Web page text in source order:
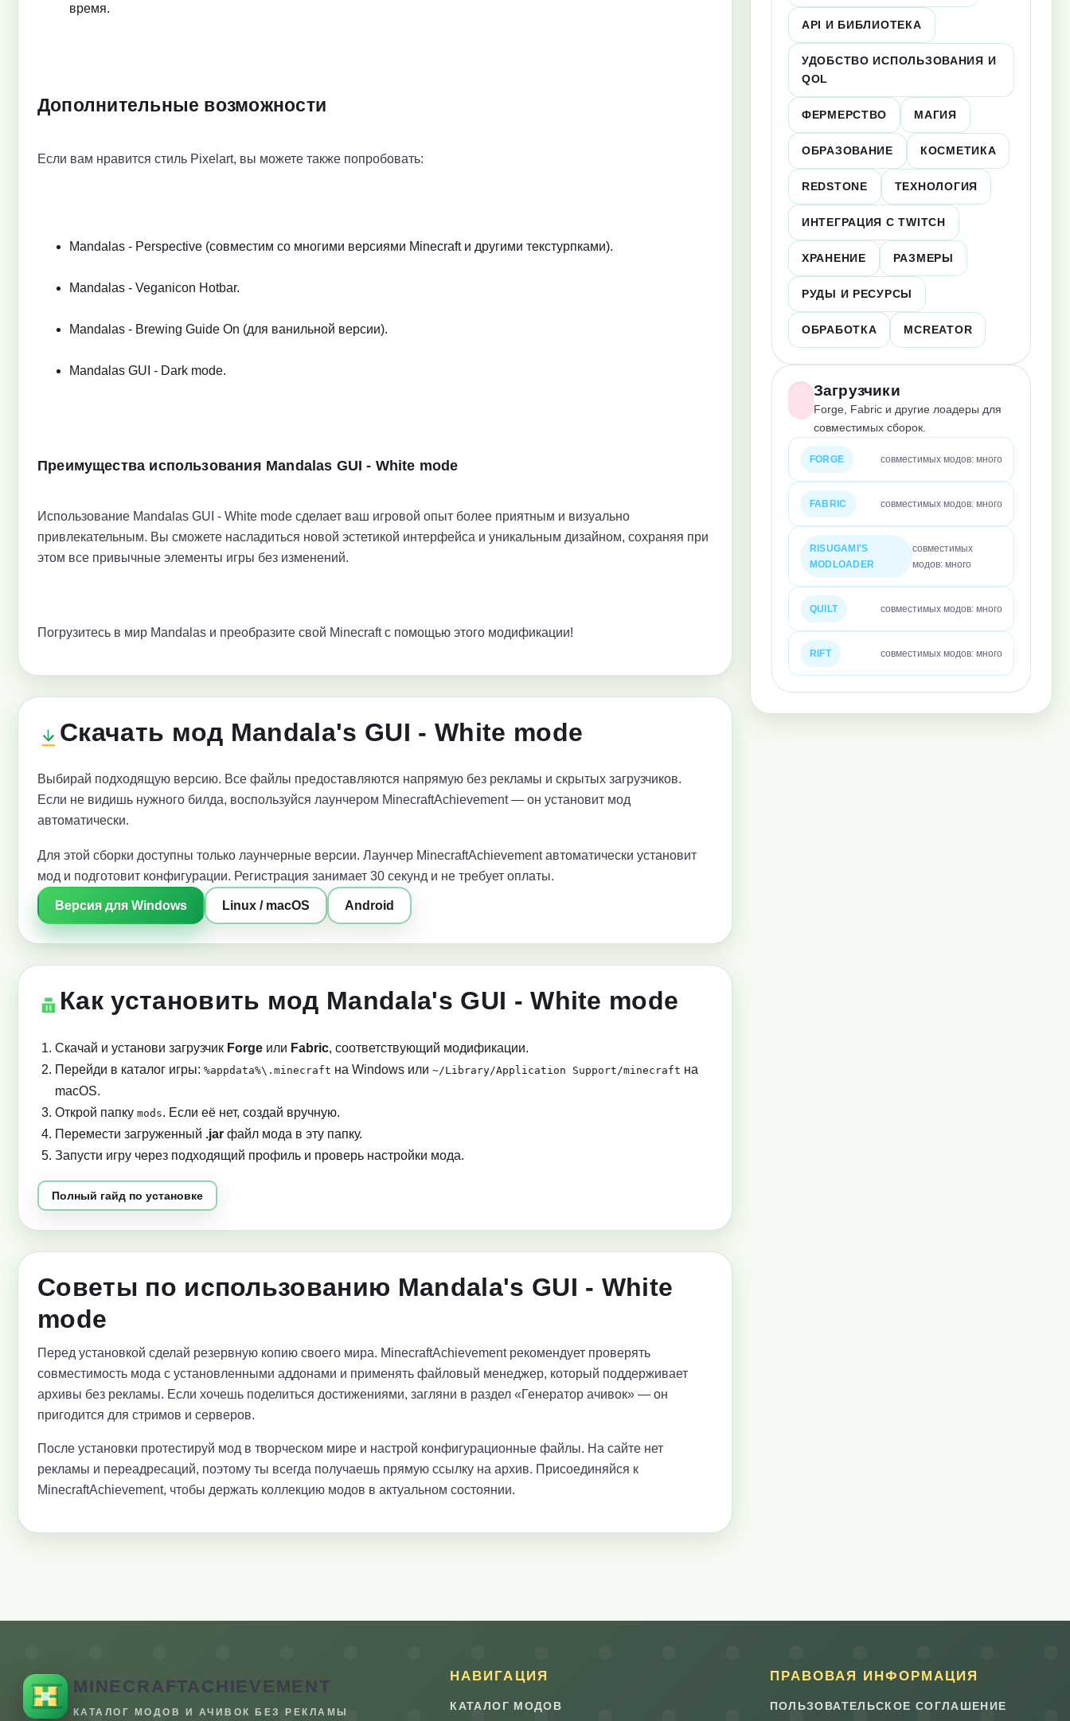
время.
Дополнительные возможности
Если вам нравится стиль Pixelart, вы можете также попробовать:
Mandalas - Perspective (совместим со многими версиями Minecraft и другими текстурпками).
Mandalas - Veganicon Hotbar.
Mandalas - Brewing Guide On (для ванильной версии).
Mandalas GUI - Dark mode.
Преимущества использования Mandalas GUI - White mode
Использование Mandalas GUI - White mode сделает ваш игровой опыт более приятным и визуально
привлекательным. Вы сможете насладиться новой эстетикой интерфейса и уникальным дизайном, сохраняя при
этом все привычные элементы игры без изменений.
Погрузитесь в мир Mandalas и преобразите свой Minecraft с помощью этого модификации!
Скачать мод Mandala's GUI - White mode
Выбирай подходящую версию. Все файлы предоставляются напрямую без рекламы и скрытых загрузчиков.
Если не видишь нужного билда, воспользуйся лаунчером MinecraftAchievement — он установит мод
автоматически.
Для этой сборки доступны только лаунчерные версии. Лаунчер MinecraftAchievement автоматически установит
мод и подготовит конфигурации. Регистрация занимает 30 секунд и не требует оплаты.
Версия для Windows Linux / macOS Android
Как установить мод Mandala's GUI - White mode
Скачай и установи загрузчик Forge или Fabric, соответствующий модификации.
Перейди в каталог игры: %appdata%\.minecraft на Windows или ~/Library/Application Support/minecraft на
macOS.
Открой папку mods. Если её нет, создай вручную.
Перемести загруженный .jar файл мода в эту папку.
Запусти игру через подходящий профиль и проверь настройки мода.
Полный гайд по установке
Советы по использованию Mandala's GUI - White
mode
Перед установкой сделай резервную копию своего мира. MinecraftAchievement рекомендует проверять
совместимость мода с установленными аддонами и применять файловый менеджер, который поддерживает
архивы без рекламы. Если хочешь поделиться достижениями, загляни в раздел «Генератор ачивок» — он
пригодится для стримов и серверов.
После установки протестируй мод в творческом мире и настрой конфигурационные файлы. На сайте нет
рекламы и переадресаций, поэтому ты всегда получаешь прямую ссылку на архив. Присоединяйся к
MinecraftAchievement, чтобы держать коллекцию модов в актуальном состоянии.
API И БИБЛИОТЕКА
УДОБСТВО ИСПОЛЬЗОВАНИЯ И
QOL
ФЕРМЕРСТВО МАГИЯ
ОБРАЗОВАНИЕ КОСМЕТИКА
REDSTONE ТЕХНОЛОГИЯ
ИНТЕГРАЦИЯ С TWITCH
ХРАНЕНИЕ РАЗМЕРЫ
РУДЫ И РЕСУРСЫ
ОБРАБОТКА MCREATOR
Загрузчики
Forge, Fabric и другие лоадеры для
совместимых сборок.
FORGE совместимых модов: много
FABRIC совместимых модов: много
RISUGAMI'S
MODLOADER
совместимых
модов: много
QUILT совместимых модов: много
RIFT совместимых модов: много
MINECRAFTACHIEVEMENT
КАТАЛОГ МОДОВ И АЧИВОК БЕЗ РЕКЛАМЫ
НАВИГАЦИЯ
КАТАЛОГ МОДОВ
ПРАВОВАЯ ИНФОРМАЦИЯ
ПОЛЬЗОВАТЕЛЬСКОЕ СОГЛАШЕНИЕ